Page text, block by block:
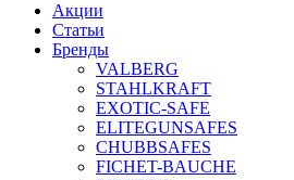
Акции
Статьи
Бренды
VALBERG
STAHLKRAFT
EXOTIC-SAFE
ELITEGUNSAFES
CHUBBSAFES
FICHET-BAUCHE